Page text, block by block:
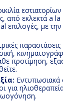
από εκλεκτά a
επιλογές, με
προτίμηση,
Εντυπωσιακά
για